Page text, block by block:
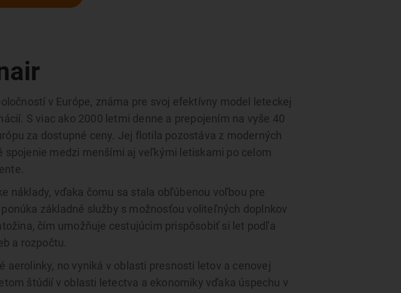
v Európe, známa pre svoj efektívny model leteckej
S viac ako 2000 letmi denne a prepojením na vyše 40
za dostupné ceny. Jej flotila pozostáva z moderných
spojenie medzi menšími aj veľkými letiskami po celom
náklady, vďaka čomu sa stala obľúbenou voľbou pre
základné služby s možnosťou voliteľných doplnkov
čím umožňuje cestujúcim prispôsobiť si let podľa
a rozpočtu.
aerolinky, no vyniká v oblasti presnosti letov a cenovej
štúdií v oblasti letectva a ekonomiky vďaka úspechu v